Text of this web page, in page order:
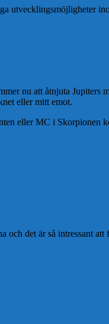
utvecklingsmöjligheter
nu att åtnjuta Jupiters
eller mitt emot.
eller MC i Skorpionen
och det är så intressant att